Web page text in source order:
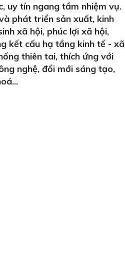
uy tín ngang tầm nhiệm vụ.
phát triển sản xuất, kinh
xã hội, phúc lợi xã hội,
kết cấu hạ tầng kinh tế - xã
thiên tai, thích ứng với
nghệ, đổi mới sáng tạo,